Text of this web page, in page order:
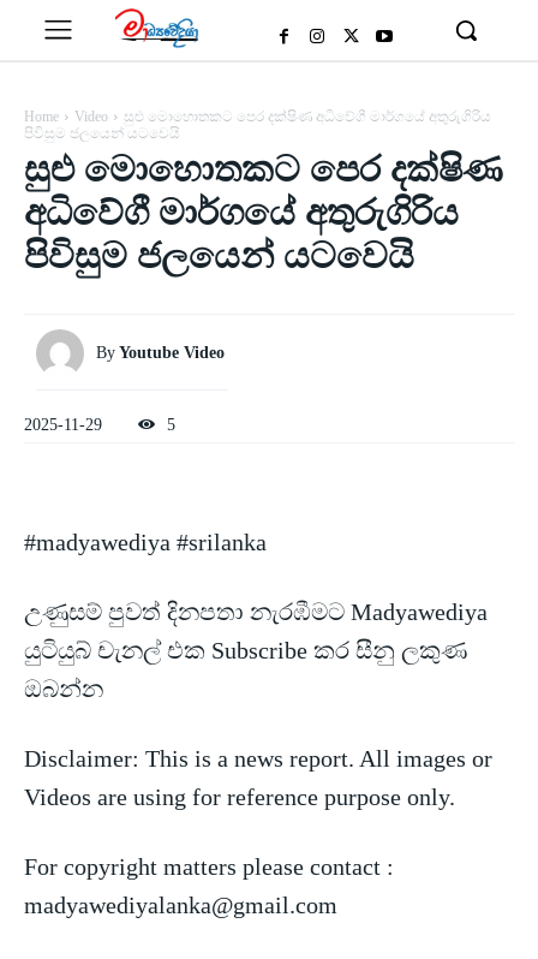
Home Video
සුළු මොහොතකට පෙර දක්ෂිණ අධිවේගී මාර්ගයේ අතුරුගිරිය
පිවිසුම ජලයෙන් යටවෙයි
සුළු මොහොතකට පෙර දක්ෂිණ
අධිවේගී මාර්ගයේ අතුරුගිරිය
පිවිසුම ජලයෙන් යටවෙයි
By Youtube Video
2025-11-29 5
#madyawediya #srilanka
උණුසම් පුවත් දිනපතා නැරඹීමට Madyawediya
යුටියුබ් චැනල් එක Subscribe කර සීනු ලකුණ
ඔබන්න
Disclaimer: This is a news report. All images or
Videos are using for reference purpose only.
For copyright matters please contact :
madyawediyalanka@gmail.com